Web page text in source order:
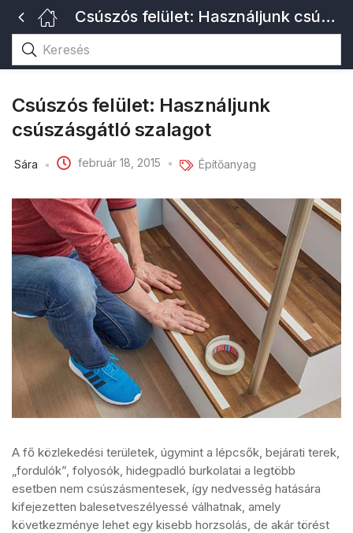
Csúszós felület: Használjunk csúszásgátló szalagot
Csúszós felület: Használjunk
csúszásgátló szalagot
Sára február 18, 2015 Építőanyag
A fő közlekedési területek, úgymint a lépcsők, bejárati terek,
„fordulók”, folyosók, hidegpadló burkolatai a legtöbb
esetben nem csúszásmentesek, így nedvesség hatására
kifejezetten balesetveszélyessé válhatnak, amely
következménye lehet egy kisebb horzsolás, de akár törést